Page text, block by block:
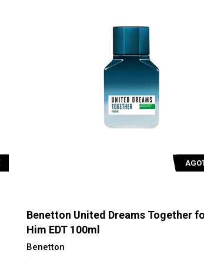
Benetton United Dreams Together
Him EDT 100ml
Benetton